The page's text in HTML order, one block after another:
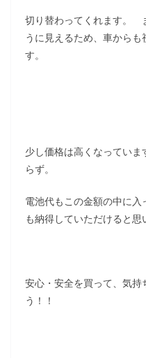
切り替わってくれます。
うに見えるため、車からも
す。
少し価格は高くなってい
らず。
電池代もこの金額の中に
も納得していただけると思
安心・安全を買って、気持
う！！